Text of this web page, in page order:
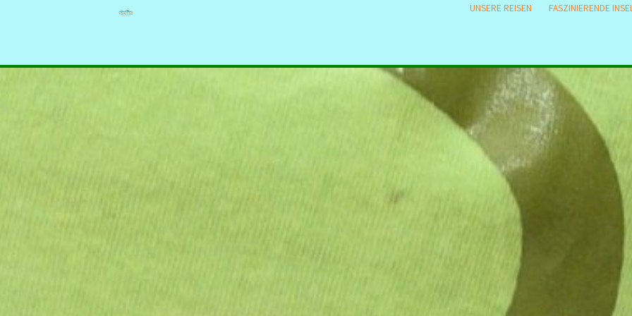
UNSERE REISEN FASZINIERENDE